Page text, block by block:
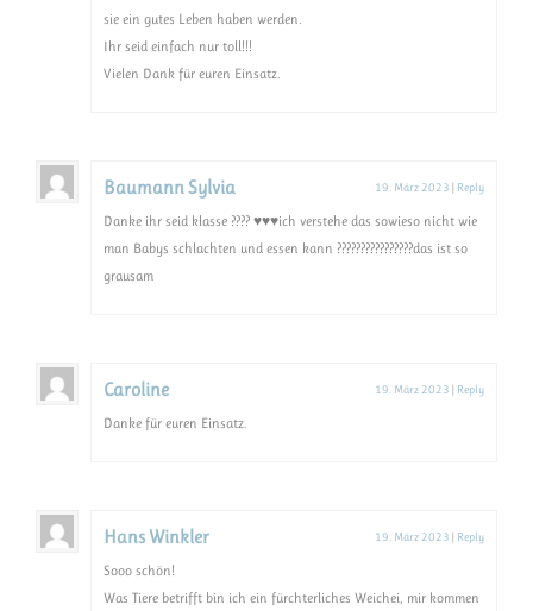
sie ein gutes Leben haben werden.
Ihr seid einfach nur toll!!!
Vielen Dank für euren Einsatz.
Baumann Sylvia 19. März 2023 | Reply
Danke ihr seid klasse ???? ♥️♥️♥️ich verstehe das sowieso nicht wie
man Babys schlachten und essen kann ????????????????das ist so
grausam
Caroline 19. März 2023 | Reply
Danke für euren Einsatz.
Hans Winkler 19. März 2023 | Reply
Sooo schön!
Was Tiere betrifft bin ich ein fürchterliches Weichei, mir kommen